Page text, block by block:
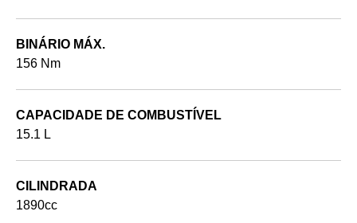
BINÁRIO MÁX.
156 Nm
CAPACIDADE DE COMBUSTÍVEL
15.1 L
CILINDRADA
1890cc